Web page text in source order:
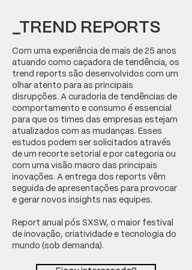
_TREND REPORTS
Com uma experiência de mais de 25 anos
atuando como caçadora de tendência, os
trend reports são desenvolvidos com um
olhar atento para as principais
disrupções. A curadoria de tendências de
comportamento e consumo é essencial
para que os times das empresas estejam
atualizados com as mudanças. Esses
estudos podem ser solicitados através
de um recorte setorial e por categoria ou
com uma visão macro das principais
inovações. A entrega dos reports vêm
seguida de apresentações para provocar
e gerar novos insights nas equipes.
Report anual pós SXSW, o maior festival
de inovação, criatividade e tecnologia do
mundo (sob demanda).